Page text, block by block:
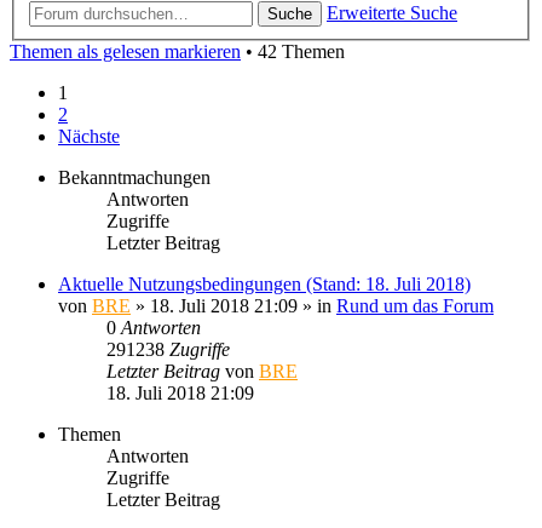
Suche
Erweiterte Suche
Themen als gelesen markieren • 42 Themen
1
2
Nächste
Bekanntmachungen
Antworten
Zugriffe
Letzter Beitrag
Aktuelle Nutzungsbedingungen (Stand: 18. Juli 2018)
von BRE » 18. Juli 2018 21:09 » in Rund um das Forum
0 Antworten
291238 Zugriffe
Letzter Beitrag von BRE
18. Juli 2018 21:09
Themen
Antworten
Zugriffe
Letzter Beitrag